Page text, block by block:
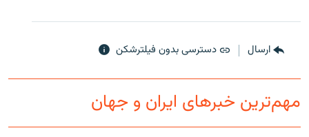
ارسال دسترسی بدون فیلترشکن
مهم‌ترین خبرهای ایران و جهان